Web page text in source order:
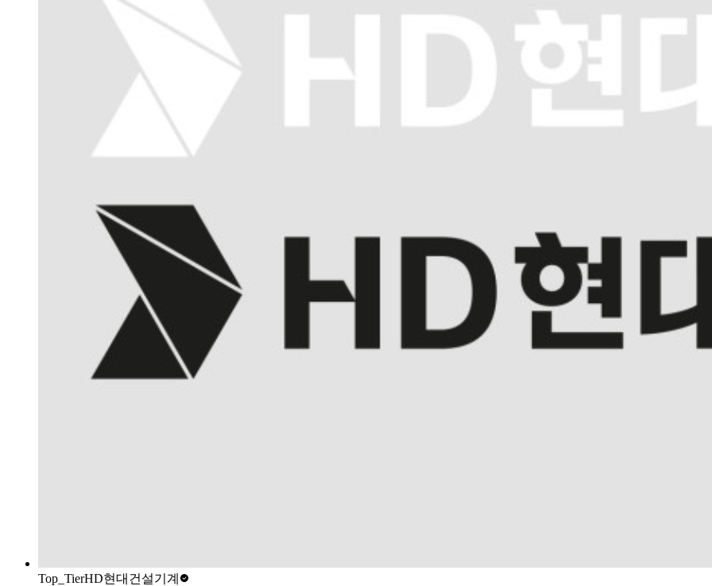
Top_TierHD현대건설기계